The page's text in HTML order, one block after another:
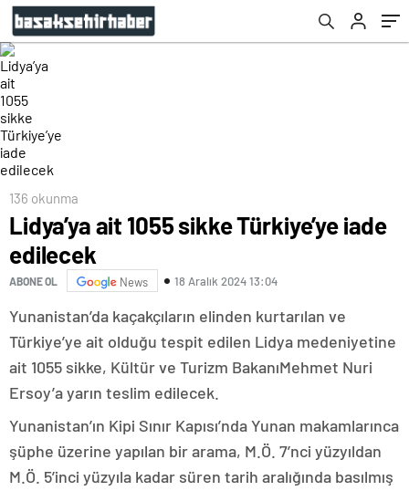
136 okunma
Lidya’ya ait 1055 sikke Türkiye’ye iade
edilecek
ABONE OL News 18 Aralık 2024 13:04
Yunanistan’da kaçakçıların elinden kurtarılan ve
Türkiye’ye ait olduğu tespit edilen Lidya medeniyetine
ait 1055 sikke, Kültür ve Turizm BakanıMehmet Nuri
Ersoy’a yarın teslim edilecek.
Yunanistan’ın Kipi Sınır Kapısı’nda Yunan makamlarınca
şüphe üzerine yapılan bir arama, M.Ö. 7’nci yüzyıldan
M.Ö. 5’inci yüzyıla kadar süren tarih aralığında basılmış